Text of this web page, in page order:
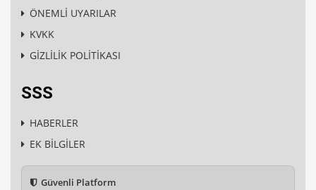
ÖNEMLİ UYARILAR
KVKK
GİZLİLİK POLİTİKASI
SSS
HABERLER
EK BİLGİLER
Güvenli Platform